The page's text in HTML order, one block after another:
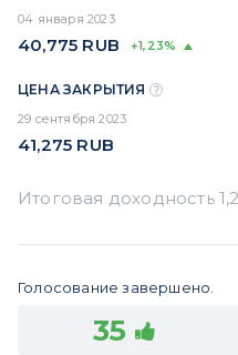
04 января 2023
40,775 RUB +1,23%
ЦЕНА ЗАКРЫТИЯ
29 сентября 2023
41,275 RUB
Голосование завершено.
35